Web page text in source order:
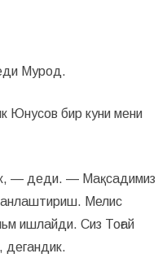
Мурод.
Юнусов бир куни мени
— деди. — Мақсадимиз
Мелис
ишлайди. Сиз Тоғай
дегандик.